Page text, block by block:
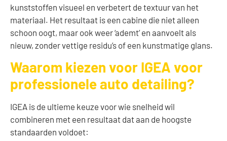
kunststoffen visueel en verbetert de textuur van het
materiaal. Het resultaat is een cabine die niet alleen
schoon oogt, maar ook weer ‘ademt’ en aanvoelt als
nieuw, zonder vettige residu’s of een kunstmatige glans.
Waarom kiezen voor IGEA voor
professionele auto detailing?
IGEA is de ultieme keuze voor wie snelheid wil
combineren met een resultaat dat aan de hoogste
standaarden voldoet: